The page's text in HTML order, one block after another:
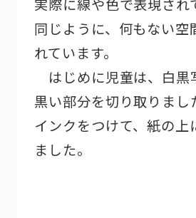
実際に線や色で表現され
同じように、何もない空
れています。
はじめに児童は、白黒
黒い部分を切り取りまし
インクをつけて、紙の上
ました。